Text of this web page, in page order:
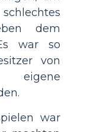
dem
war so
von
eigene
war